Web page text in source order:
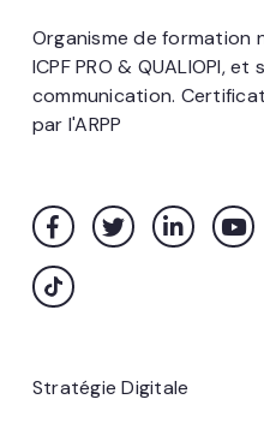
Organisme de formation
ICPF PRO & QUALIOPI,
communication.
par l'ARPP
Stratégie Digitale